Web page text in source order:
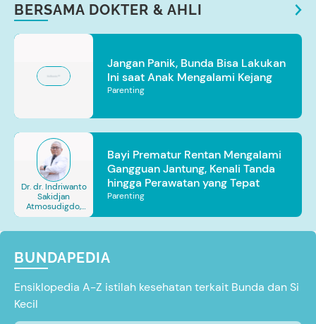
BERSAMA DOKTER & AHLI
Jangan Panik, Bunda Bisa Lakukan
Ini saat Anak Mengalami Kejang
Parenting
Dr. dr. Indriwanto
Sakidjan
Atmosudigdo,
Sp.JP(K). MARS
Bayi Prematur Rentan Mengalami
Gangguan Jantung, Kenali Tanda
hingga Perawatan yang Tepat
Parenting
BUNDAPEDIA
Ensiklopedia A-Z istilah kesehatan terkait Bunda dan Si
Kecil